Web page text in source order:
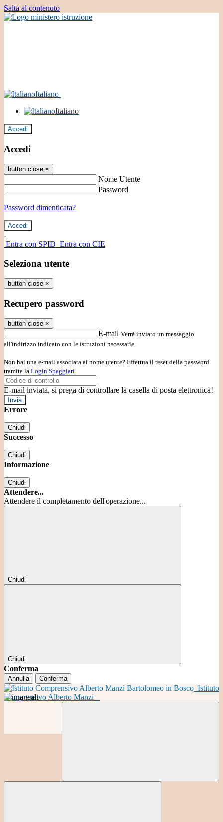
Salta al contenuto
Italiano
Italiano
Accedi
Accedi
button close ×
Nome Utente
Password
Password dimenticata?
-
Entra con SPID Entra con CIE
Seleziona utente
button close ×
Recupero password
button close ×
E-mail Verrà inviato un messaggio
all'indirizzo indicato con le istruzioni necessarie.
Non hai una e-mail associata al nome utente? Effettua il reset della password
tramite la Login Spaggiari
E-mail inviata, si prega di controllare la casella di posta elettronica!
Errore
Chiudi
Successo
Chiudi
Informazione
Chiudi
Attendere...
Attendere il completamento dell'operazione...
Chiudi
Chiudi
Conferma
Annulla Conferma
Istituto
Comprensivo Alberto Manzi